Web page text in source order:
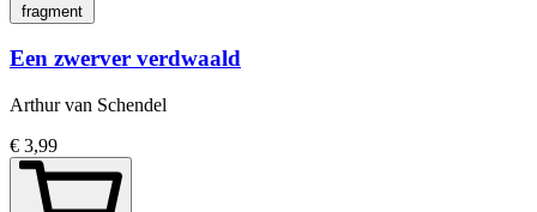
fragment
Een zwerver verdwaald
Arthur van Schendel
€ 3,99